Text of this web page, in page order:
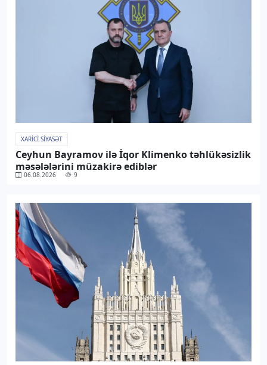
XARICI SIYASƏT
Ceyhun Bayramov ilə İqor Klimenko təhlükəsizlik
məsələlərini müzakirə ediblər
06.08.2026 9